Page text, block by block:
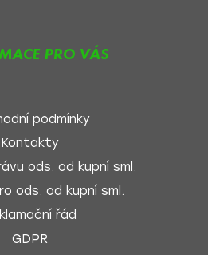
PRO VÁS
podmínky
Kontakty
ods. od kupní sml.
ods. od kupní sml.
řád
GDPR